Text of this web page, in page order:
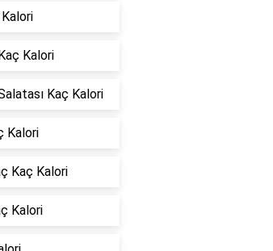
Kalori
Kaç Kalori
Kalori
Kaç Kalori
Kalori